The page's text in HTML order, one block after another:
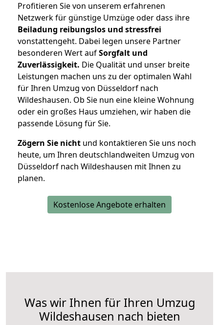
Profitieren Sie von unserem erfahrenen
Netzwerk für günstige Umzüge oder dass ihre
Beiladung reibungslos und stressfrei
vonstattengeht. Dabei legen unsere Partner
besonderen Wert aufSorgfalt und
Zuverlässigkeit. Die Qualität und unser breite
Leistungen machen uns zu der optimalen Wahl
für Ihren Umzug von Düsseldorf nach
Wildeshausen. Ob Sie nun eine kleine Wohnung
oder ein großes Haus umziehen, wir haben die
passende Lösung für Sie.
Zögern Sie nicht und kontaktieren Sie uns noch
heute, um Ihren deutschlandweiten Umzug von
Düsseldorf nach Wildeshausen mit Ihnen zu
planen.
Kostenlose Angebote erhalten
Was wir Ihnen für Ihren Umzug
Wildeshausen nach bieten